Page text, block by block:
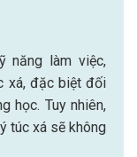
năng làm việc,
xá, đặc biệt đối
học. Tuy nhiên,
túc xá sẽ không